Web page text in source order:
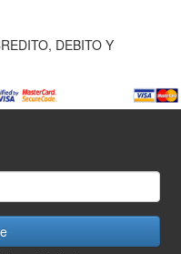
DEBITO Y